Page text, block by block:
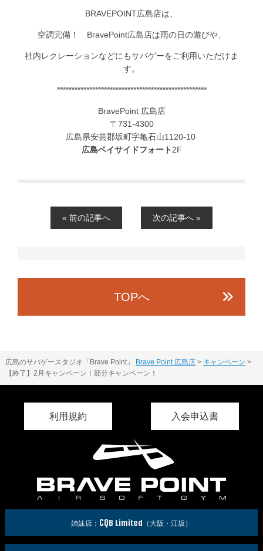
BRAVEPOINT広島店は、
空調完備！ BravePoint広島店は雨の日の遊びや、
社内レクレーションなどにもサバゲーをご利用いただけま
す。
***************************************************
BravePoint 広島店
〒731-4300
広島県安芸郡坂町字亀石山1120-10
広島ベイサイドフォート 2F
« 前の記事へ 次の記事へ »
TOPへ
広島のサバゲースタジオ「Brave Point」 Brave Point 広島店> キャンペーン >
【終了】2月キャンペーン！節分キャンペーン！
利用規約 入会申込書
姉妹店： CQB Limited （大阪・江坂）